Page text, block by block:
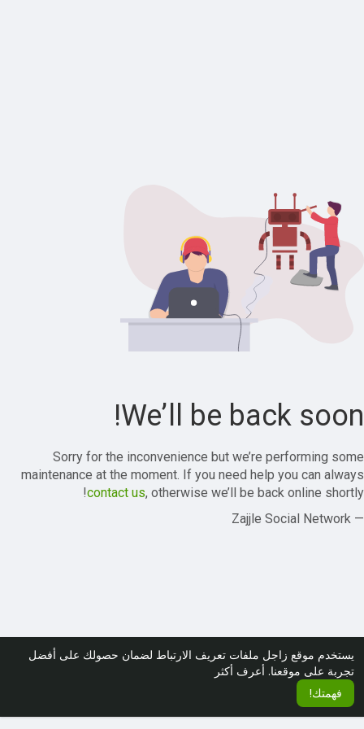
يستخدم موقع زاجل ملفات تعريف الارتباط لضمان حصولك على أفضل
تجربة على موقعنا. أعرف أكثر
فهمتك!
We’ll be back soon!
Sorry for the inconvenience but we’re performing some
maintenance at the moment. If you need help you can always
contact us, otherwise we’ll be back online shortly!
— Zajjle Social Network